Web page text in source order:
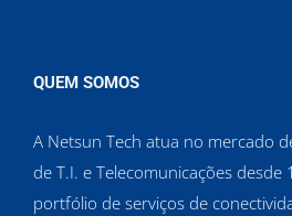
QUEM SOMOS
A Netsun Tech atua no mercado
de T.I. e Telecomunicações
portfólio de serviços de